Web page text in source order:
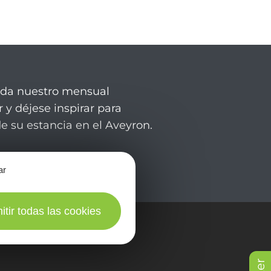
nuestro mensual
y déjese inspirar para
su estancia en el Aveyron.
todas las cookies